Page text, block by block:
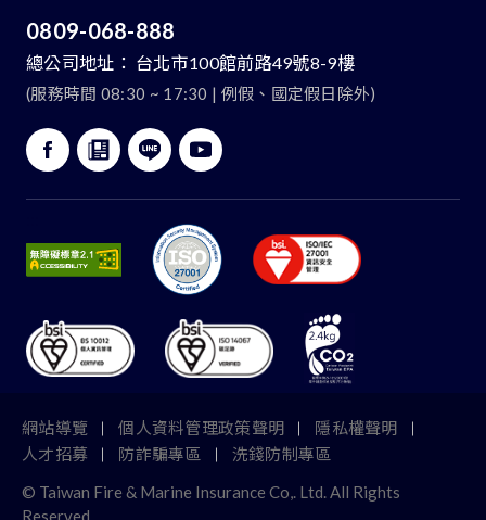
0809-068-888
總公司地址： 台北市100館前路49號8-9樓
(服務時間 08:30 ~ 17:30 | 例假、國定假日除外)
網站導覽 個人資料管理政策聲明
隱私權聲明
人才招募
防詐騙專區
洗錢防制專區
© Taiwan Fire & Marine Insurance Co,. Ltd. All Rights
Reserved.